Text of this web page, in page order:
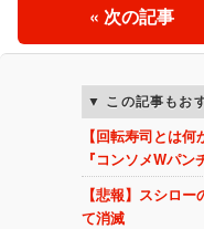
« 次の記事
この記事もお
【回転寿司とは
『コンソメWパ
【悲報】スシロ
て消滅